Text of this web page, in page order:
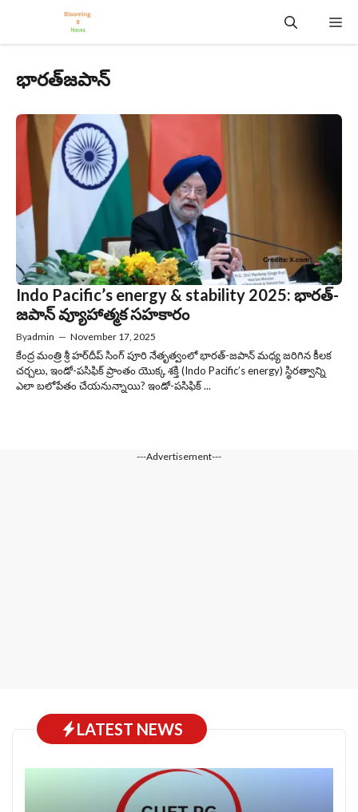
content
భారత్‌జపాన్
Indo Pacific’s energy & stability 2025: భారత్-
జపాన్ వ్యూహాత్మక సహకారం
Byadmin — November 17, 2025
కేంద్ర మంత్రి శ్రీ హర్‌దీప్ సింగ్ పూరి నేతృత్వంలో భారత్-జపాన్ మధ్య జరిగిన కీలక
చర్చలు, ఇండో-పసిఫిక్ ప్రాంతం యొక్క శక్తి (Indo Pacific’s energy) స్థిరత్వాన్ని
ఎలా బలోపేతం చేయనున్నాయి? ఇండో-పసిఫిక్ ...
---Advertisement---
LATEST NEWS